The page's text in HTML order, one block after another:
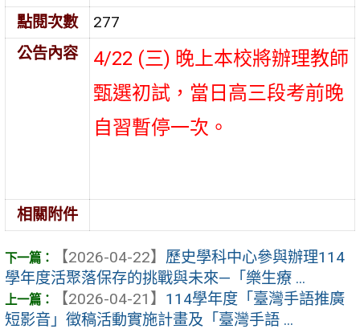
點閱次數
277
公告內容
4/22 (三) 晚上本校將辦理教師
甄選初試，當日高三段考前晚
自習暫停一次。
相關附件
【2026-04-22】 歷史學科中心參與辦理114
學年度活聚落保存的挑戰與未來—「樂生療 ...
【2026-04-21】 114學年度「臺灣手語推廣
短影音」徵稿活動實施計畫及「臺灣手語 ...